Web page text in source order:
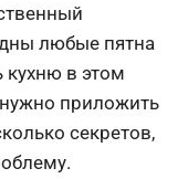
любые пятна
кухню в этом
нужно приложить
секретов,